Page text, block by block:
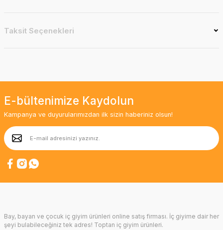
Taksit Seçenekleri
E-bültenimize Kaydolun
Kampanya ve duyurularımızdan ilk sizin haberiniz olsun!
Bay, bayan ve çocuk iç giyim ürünleri online satış firması. İç giyime dair her
şeyi bulabileceğiniz tek adres! Toptan iç giyim ürünleri.